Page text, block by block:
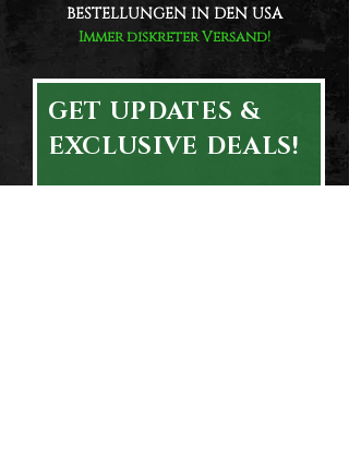
BESTELLUNGEN IN DEN USA
Immer diskreter Versand!
GET UPDATES &
EXCLUSIVE DEALS!